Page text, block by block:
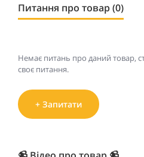
Питання про товар (0)
Немає питань про даний товар,
своє питання.
+ Запитати